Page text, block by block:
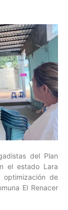
del Plan
el estado Lara
optimización de
El Renacer